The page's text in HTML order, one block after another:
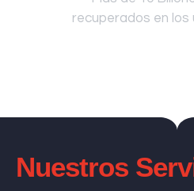
recuperados en los
Nuestros